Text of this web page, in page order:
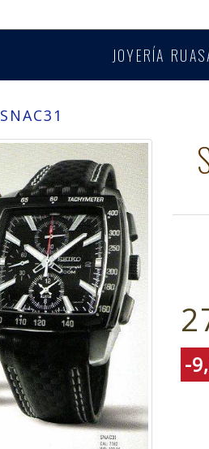
JOYERÍA
SNAC31
-